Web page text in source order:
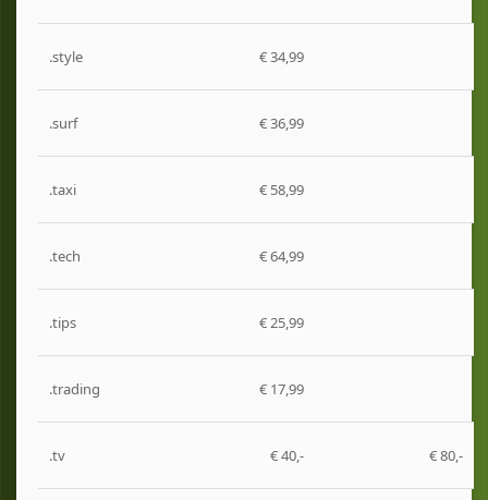
.style € 34,99
.surf € 36,99
.taxi € 58,99
.tech € 64,99
.tips € 25,99
.trading € 17,99
.tv € 40,- € 80,-